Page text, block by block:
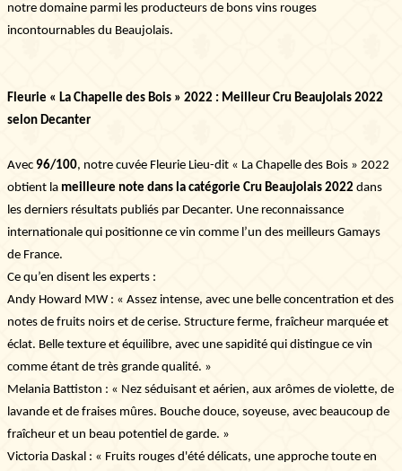
Vignoble & Savoir-faire
Nos vins
Où trouver nos vins ?
Photothèque
Visites & expériences
notre domaine parmi les producteurs de bons vins rouges
incontournables du Beaujolais.
Fleurie « La Chapelle des Bois » 2022 : Meilleur Cru Beaujolais 2022
selon Decanter
Avec 96/100, notre cuvée Fleurie Lieu-dit « La Chapelle des Bois » 2022
obtient la meilleure note dans la catégorie Cru Beaujolais 2022 dans
les derniers résultats publiés par Decanter. Une reconnaissance
internationale qui positionne ce vin comme l’un des meilleurs Gamays
de France.
Ce qu’en disent les experts :
Andy Howard MW : « Assez intense, avec une belle concentration et des
notes de fruits noirs et de cerise. Structure ferme, fraîcheur marquée et
éclat. Belle texture et équilibre, avec une sapidité qui distingue ce vin
comme étant de très grande qualité. »
Melania Battiston : « Nez séduisant et aérien, aux arômes de violette, de
lavande et de fraises mûres. Bouche douce, soyeuse, avec beaucoup de
fraîcheur et un beau potentiel de garde. »
Victoria Daskal : « Fruits rouges d'été délicats, une approche toute en